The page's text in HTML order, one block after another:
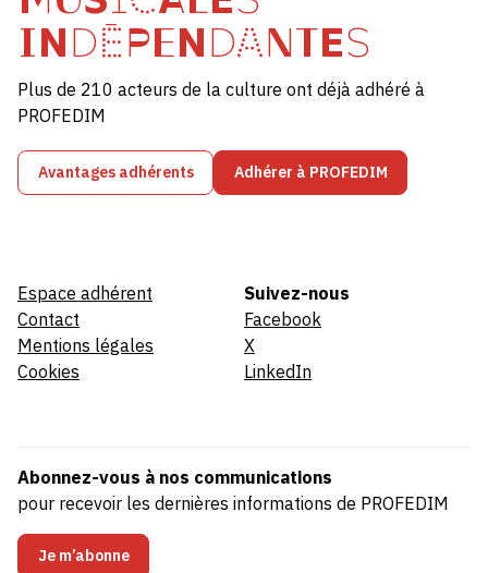
INDÉPENDANTES
Plus de 210 acteurs de la culture ont déjà adhéré à
PROFEDIM
Avantages adhérents Adhérer à PROFEDIM
Espace adhérent
Contact
Mentions légales
Cookies
Suivez-nous
Facebook
X
LinkedIn
Abonnez-vous à nos communications
pour recevoir les dernières informations de PROFEDIM
Je m’abonne